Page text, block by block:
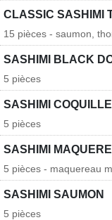
CLASSIC SASHIMI
15 pièces - saumon,
SASHIMI BLACK
5 pièces
SASHIMI
5 pièces
SASHIMI
5 pièces - maquereau
SASHIMI SAUMON
5 pièces